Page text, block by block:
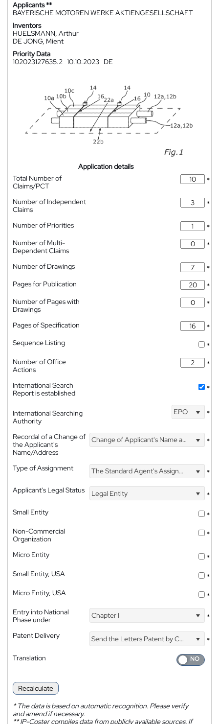
Applicants **
BAYERISCHE MOTOREN WERKE AKTIENGESELLSCHAFT
Inventors
HUELSMANN, Arthur
DE JONG, Mient
Priority Data
102023127635.2 10.10.2023 DE
Application details
Total Number of
Claims/PCT
*
Number of Independent
Claims
*
Number of Priorities
*
Number of Multi-
Dependent Claims
*
Number of Drawings
*
Pages for Publication
*
Number of Pages with
Drawings
*
Pages of Specification
*
Sequence Listing
*
Number of Office
Actions
*
International Search
Report is established
*
International Searching
Authority
EPO *
Recordal of a Change of
the Applicant's
Name/Address
Change of Applicant's Name and Address *
Type of Assignment The Standard Agent's Assignment
*
Applicant's Legal Status
Legal Entity
*
Small Entity
*
Non-Commercial
Organization
*
Micro Entity
*
Small Entity, USA
*
Micro Entity, USA
*
Entry into National
Phase under
Chapter I *
Patent Delivery Send the Letters Patent by Courier
*
Translation
Recalculate
*The data is based on automatic recognition. Please verify
and amend if necessary.
**IP-Coster compiles data from publicly available sources. If